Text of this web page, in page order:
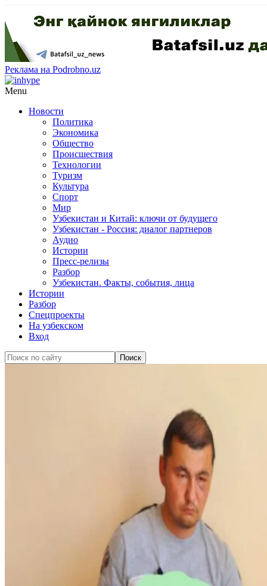
Реклама на Podrobno.uz
Menu
Новости
Политика
Экономика
Общество
Происшествия
Технологии
Туризм
Культура
Спорт
Мир
Узбекистан и Китай: ключи от будущего
Узбекистан - Россия: диалог партнеров
Аудио
Истории
Пресс-релизы
Разбор
Узбекистан. Факты, события, лица
Истории
Разбор
Спецпроекты
На узбекском
Вход